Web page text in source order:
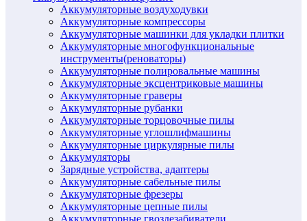
Аккумуляторные воздуходувки
Аккумуляторные компрессоры
Аккумуляторные машинки для укладки плитки
Аккумуляторные многофункциональные
инструменты(реноваторы)
Аккумуляторные полировальные машины
Аккумуляторные эксцентриковые машины
Аккумуляторные граверы
Аккумуляторные рубанки
Аккумуляторные торцовочные пилы
Аккумуляторные углошлифмашины
Аккумуляторные циркулярные пилы
Аккумуляторы
Зарядные устройства, адаптеры
Аккумуляторные сабельные пилы
Аккумуляторные фрезеры
Аккумуляторные цепные пилы
Аккумуляторные гвоздезабиватели